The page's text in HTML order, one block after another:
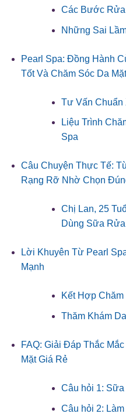
Các Bước
Những Sai
Pearl Spa: Đồng Hành
Tốt Và Chăm Sóc Da
Tư Vấn Chuẩn
Liệu Trình
Spa
Câu Chuyện Thực Tế:
Rạng Rỡ Nhờ Chọn
Chị Lan, 25
Dùng Sữa
Lời Khuyên Từ Pearl
Mạnh
Kết Hợp Chăm
Thăm Khám
FAQ: Giải Đáp Thắc
Mặt Giá Rẻ
Câu hỏi 1:
Câu hỏi 2: